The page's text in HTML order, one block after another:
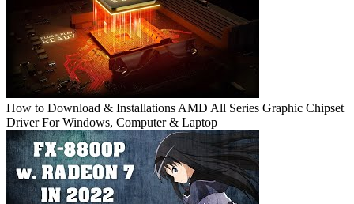
How to Download & Installations AMD All Series Graphic Chipset
Driver For Windows, Computer & Laptop